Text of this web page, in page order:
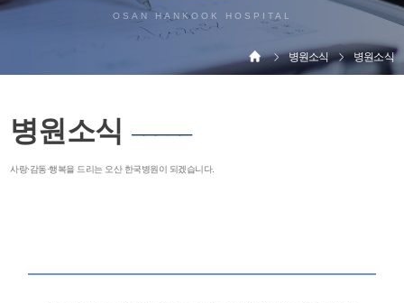
OSAN HANKOOK HOSPITAL
병원소식 병원소식
병원소식 ─────
사랑·감동·행복을 드리는 오산 한국병원이 되겠습니다.